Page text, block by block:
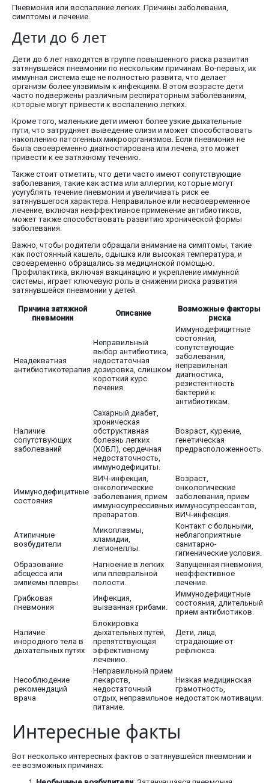
Пневмония или воспаление легких. Причины заболевания,
симптомы и лечение.
Дети до 6 лет
Дети до 6 лет находятся в группе повышенного риска развития
затянувшейся пневмонии по нескольким причинам. Во-первых, их
иммунная система еще не полностью развита, что делает
организм более уязвимым к инфекциям. В этом возрасте дети
часто подвержены различным респираторным заболеваниям,
которые могут привести к воспалению легких.
Кроме того, маленькие дети имеют более узкие дыхательные
пути, что затрудняет выведение слизи и может способствовать
накоплению патогенных микроорганизмов. Если пневмония не
была своевременно диагностирована или лечена, это может
привести к ее затяжному течению.
Также стоит отметить, что дети часто имеют сопутствующие
заболевания, такие как астма или аллергии, которые могут
усугублять течение пневмонии и увеличивать риск ее
затянувшегося характера. Неправильное или несвоевременное
лечение, включая неэффективное применение антибиотиков,
может также способствовать развитию хронической формы
заболевания.
Важно, чтобы родители обращали внимание на симптомы, такие
как постоянный кашель, одышка или высокая температура, и
своевременно обращались за медицинской помощью.
Профилактика, включая вакцинацию и укрепление иммунной
системы, играет ключевую роль в снижении риска развития
затянувшейся пневмонии у детей.
Причина затяжной
пневмонии
Описание
Возможные факторы
риска
Неадекватная
антибиотикотерапия
Неправильный
выбор антибиотика,
недостаточная
дозировка, слишком
короткий курс
лечения.
Иммунодефицитные
состояния,
сопутствующие
заболевания,
неправильная
диагностика,
резистентность
бактерий к
антибиотикам.
Наличие
сопутствующих
заболеваний
Сахарный диабет,
хроническая
обструктивная
болезнь легких
(ХОБЛ), сердечная
недостаточность,
иммунодефициты.
Возраст, курение,
генетическая
предрасположенность.
Иммунодефицитные
состояния
ВИЧ-инфекция,
онкологические
заболевания, прием
иммуносупрессивных
препаратов.
Возраст,
онкологические
заболевания, прием
иммуносупрессантов,
ВИЧ-инфекция.
Атипичные
возбудители
Микоплазмы,
хламидии,
легионеллы.
Контакт с больными,
неблагоприятные
санитарно-
гигиенические условия.
Образование
абсцесса или
эмпиемы плевры
Нагноение в легких
или плевральной
полости.
Запущенная пневмония,
неэффективное
лечение.
Грибковая
пневмония
Инфекция,
вызванная грибами.
Иммунодефицитные
состояния, длительный
прием антибиотиков.
Наличие
инородного тела в
дыхательных путях
Блокировка
дыхательных путей,
препятствующая
эффективному
лечению.
Дети, лица,
страдающие от
рефлюкса.
Несоблюдение
рекомендаций
врача
Неправильный прием
лекарств,
недостаточный
отдых, неправильное
питание.
Низкая медицинская
грамотность,
недостаток мотивации.
Интересные факты
Вот несколько интересных фактов о затянувшейся пневмонии и
ее возможных причинах: